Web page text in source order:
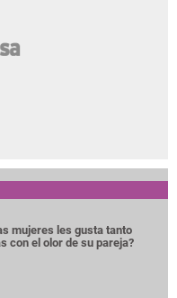
mujeres les gusta tanto
con el olor de su pareja?